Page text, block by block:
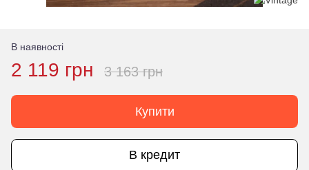
В наявності
2 119 грн 3 163 грн
Купити
В кредит